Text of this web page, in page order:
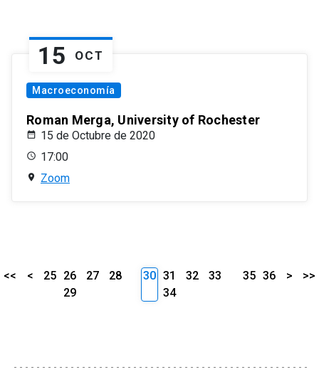
15 OCT
Macroeconomía
Roman Merga, University of Rochester
15 de Octubre de 2020
17:00
Zoom
<< < 25 26 27
28
29
30 31 32
33
34
35 36 > >>